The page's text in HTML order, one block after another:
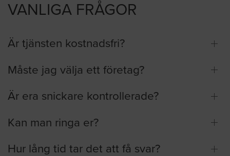
VANLIGA FRÅGOR
Är tjänsten kostnadsfri?
Måste jag välja ett företag?
Är era snickare kontrollerade?
Kan man ringa er?
Hur lång tid tar det att få svar?